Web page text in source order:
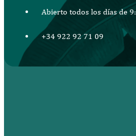
Abierto todos los días de
+34 922 92 71 09